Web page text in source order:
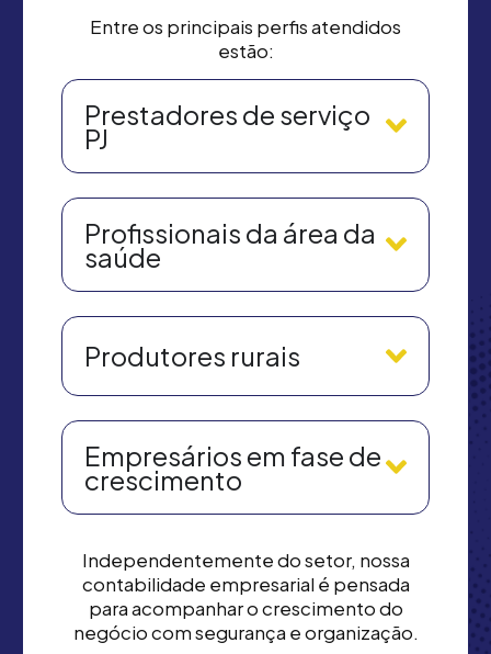
Entre os principais perfis atendidos
estão:
Prestadores de serviço
PJ
Profissionais da área da
saúde
Produtores rurais
Empresários em fase de
crescimento
Independentemente do setor, nossa
contabilidade empresarial é pensada
para acompanhar o crescimento do
negócio com segurança e organização.